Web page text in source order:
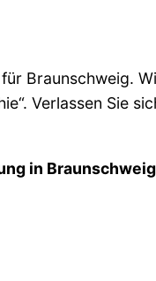
Braunschweig.
Verlassen Sie
in Braunschweig